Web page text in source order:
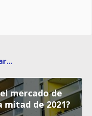
mercado de
mitad de 2021?